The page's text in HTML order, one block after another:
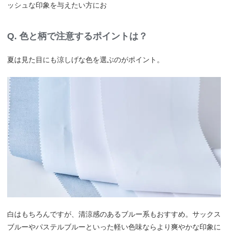
ッシュな印象を与えたい方にお
Q. 色と柄で注意するポイントは？
夏は見た目にも涼しげな色を選ぶのがポイント。
白はもちろんですが、清涼感のあるブルー系もおすすめ。サックス
ブルーやパステルブルーといった軽い色味ならより爽やかな印象に